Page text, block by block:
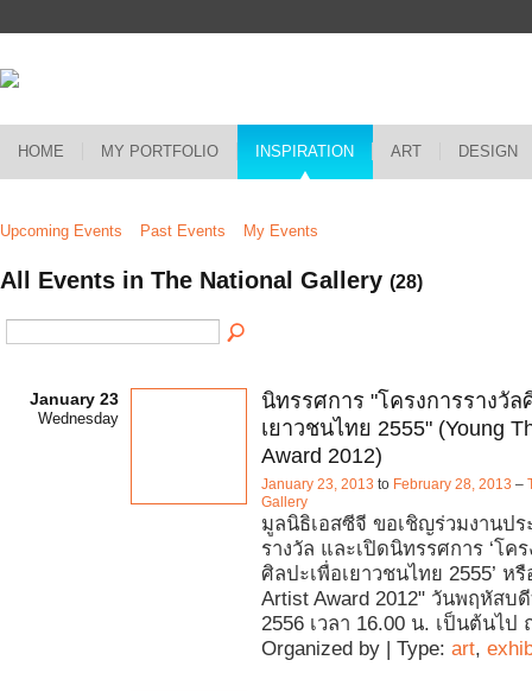
HOME MY PORTFOLIO INSPIRATION ART DESIGN
Upcoming Events Past Events My Events
All Events in The National Gallery (28)
January 23
Wednesday
นิทรรศการ "โครงการรางวัล
เยาวชนไทย 2555" (Young
Award 2012)
January 23, 2013 to February 28, 2013 –
Gallery
มูลนิธิเอสซีจี ขอเชิญร่วมงานป
รางวัล และเปิดนิทรรศการ ‘โคร
ศิลปะเพื่อเยาวชนไทย 2555’ หรื
Artist Award 2012" วันพฤหัสบ
2556 เวลา 16.00 น. เป็นต้นไป
Organized by | Type: art,